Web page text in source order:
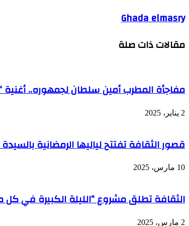
Ghada elmasry
مقالات ذات صلة
مفاجأة المطرب أمين سلطان لجمهوره.. أغنية
2 يناير، 2025
قصور الثقافة تفتتح لياليها الرمضانية بالسيدة زينب ٠٠
10 مارس، 2025
الثقافة تطلق مشروع “الليلة الكبيرة في كل
2 مارس، 2025